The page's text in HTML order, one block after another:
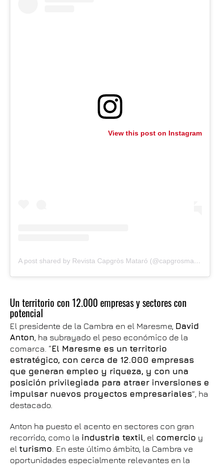
View this post on Instagram
A post shared by Revista Capgròs Mataró (@capgrosmataro_)
Un territorio con 12.000 empresas y sectores con
potencial
El presidente de la Cambra en el Maresme, David
Anton, ha subrayado el peso económico de la
comarca. “El Maresme es un territorio
estratégico, con cerca de 12.000 empresas
que generan empleo y riqueza, y con una
posición privilegiada para atraer inversiones e
impulsar nuevos proyectos empresariales”, ha
destacado.
Anton ha puesto el acento en sectores con gran
recorrido, como la industria textil, el comercio y
el turismo. En este último ámbito, la Cambra ve
oportunidades especialmente relevantes en la